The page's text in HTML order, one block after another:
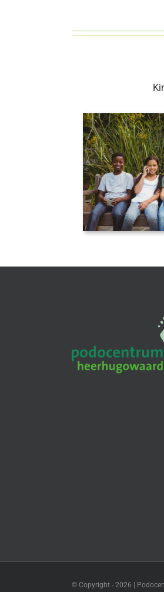
© Copyright - 2026 |